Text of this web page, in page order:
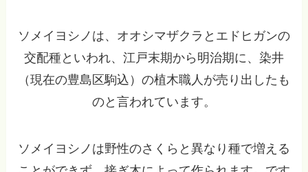
ソメイヨシノは、オオシマザクラとエドヒガンの
交配種といわれ、江戸末期から明治期に、染井
（現在の豊島区駒込）の植木職人が売り出したも
のと言われています。
ソメイヨシノは野性のさくらと異なり種で増える